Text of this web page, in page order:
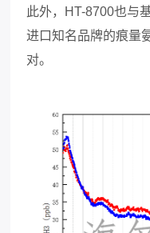
此外，HT-8700也与
进口知名品牌的痕量
对。